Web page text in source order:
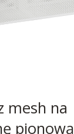
mesh na
pionową